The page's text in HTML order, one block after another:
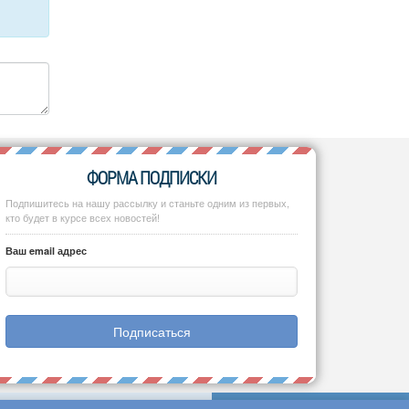
ФОРМА ПОДПИСКИ
Подпишитесь на нашу рассылку и станьте одним из первых,
кто будет в курсе всех новостей!
Ваш email адрес
Подписаться